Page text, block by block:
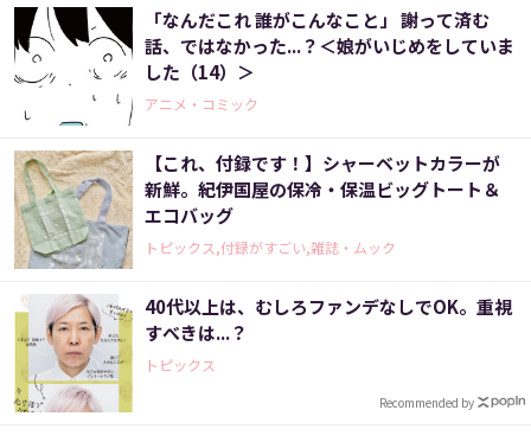
「なんだこれ 誰がこんなこと」 謝って済む
話、ではなかった...？＜娘がいじめをしていま
した（14）＞
アニメ・コミック
【これ、付録です！】シャーベットカラーが
新鮮。紀伊国屋の保冷・保温ビッグトート＆
エコバッグ
トピックス,付録がすごい,雑誌・ムック
40代以上は、むしろファンデなしでOK。重視
すべきは...？
トピックス
Recommended by